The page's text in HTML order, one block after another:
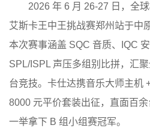
2026 年 6 月 26-27 日，全
艾斯卡王中王挑战赛郑州站于中
本次赛事涵盖 SQC 音质、IQC
SPL/ISPL 声压多组别比拼，汇
台竞技。卡仕达携音乐大师主机
8000 元平价套装出征，直面百余
一举拿下 B 组小组赛冠军。